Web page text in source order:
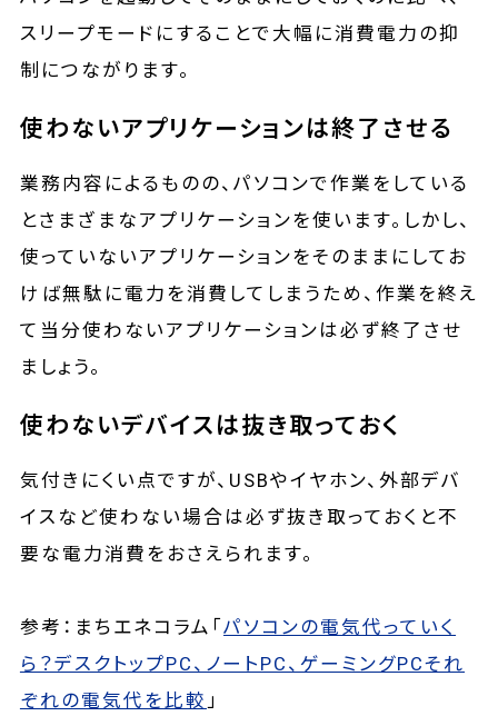
スリープモードにすることで大幅に消費電力の抑
制につながります。
使わないアプリケーションは終了させる
業務内容によるものの、パソコンで作業をしている
とさまざまなアプリケーションを使います。しかし、
使っていないアプリケーションをそのままにしてお
けば無駄に電力を消費してしまうため、作業を終え
て当分使わないアプリケーションは必ず終了させ
ましょう。
使わないデバイスは抜き取っておく
気付きにくい点ですが、USBやイヤホン、外部デバ
イスなど使わない場合は必ず抜き取っておくと不
要な電力消費をおさえられます。
参考：まちエネコラム「 パソコンの電気代っていく
ら？デスクトップPC、ノートPC、ゲーミングPCそれ
ぞれの電気代を比較 」